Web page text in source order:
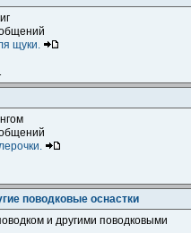
щуки.
поводковые оснастки
и другими поводковыми